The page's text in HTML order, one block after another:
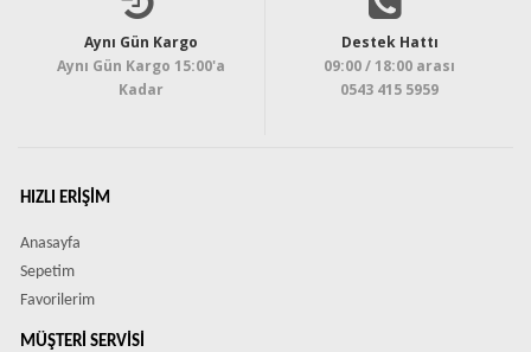
Aynı Gün Kargo
Aynı Gün Kargo 15:00'a
Kadar
Destek Hattı
09:00 / 18:00 arası
0543 415 5959
HIZLI ERIŞIM
Anasayfa
Sepetim
Favorilerim
MÜŞTERI SERVISI